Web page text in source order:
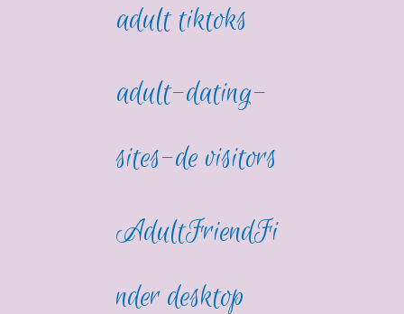
adult tiktoks
adult-dating-
sites-de visitors
AdultFriendFi
nder desktop